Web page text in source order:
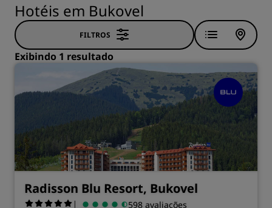
Hotéis em Bukovel
FILTROS
Exibindo 1 resultado
Radisson Blu Resort, Bukovel
| 598 avaliações